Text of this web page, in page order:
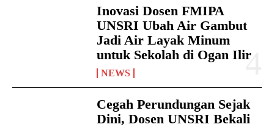
Inovasi Dosen FMIPA
UNSRI Ubah Air Gambut
Jadi Air Layak Minum
untuk Sekolah di Ogan Ilir
NEWS
Cegah Perundungan Sejak
Dini, Dosen UNSRI Bekali